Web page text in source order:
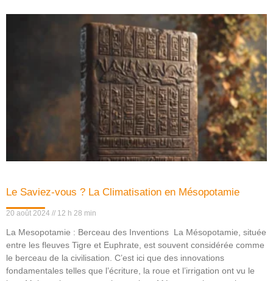
Le Saviez-vous ? La Climatisation en Mésopotamie
20 août 2024 12 h 28 min
La Mesopotamie : Berceau des Inventions La Mésopotamie, située
entre les fleuves Tigre et Euphrate, est souvent considérée comme
le berceau de la civilisation. C’est ici que des innovations
fondamentales telles que l’écriture, la roue et l’irrigation ont vu le